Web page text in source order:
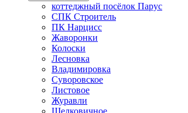
коттеджный посёлок Парус
СПК Строитель
ПК Нарцисс
Жаворонки
Колоски
Лесновка
Владимировка
Суворовское
Листовое
Журавли
Шелковичное